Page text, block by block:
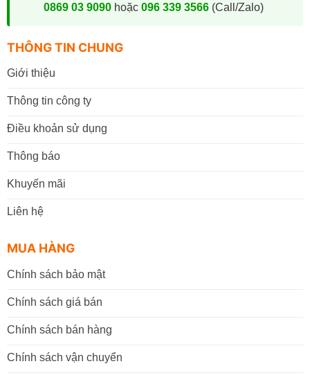
0869 03 9090hoặc 096 339 3566(Call/Zalo)
THÔNG TIN CHUNG
Giới thiệu
Thông tin công ty
Điều khoản sử dụng
Thông báo
Khuyến mãi
Liên hệ
MUA HÀNG
Chính sách bảo mật
Chính sách giá bán
Chính sách bán hàng
Chính sách vận chuyển